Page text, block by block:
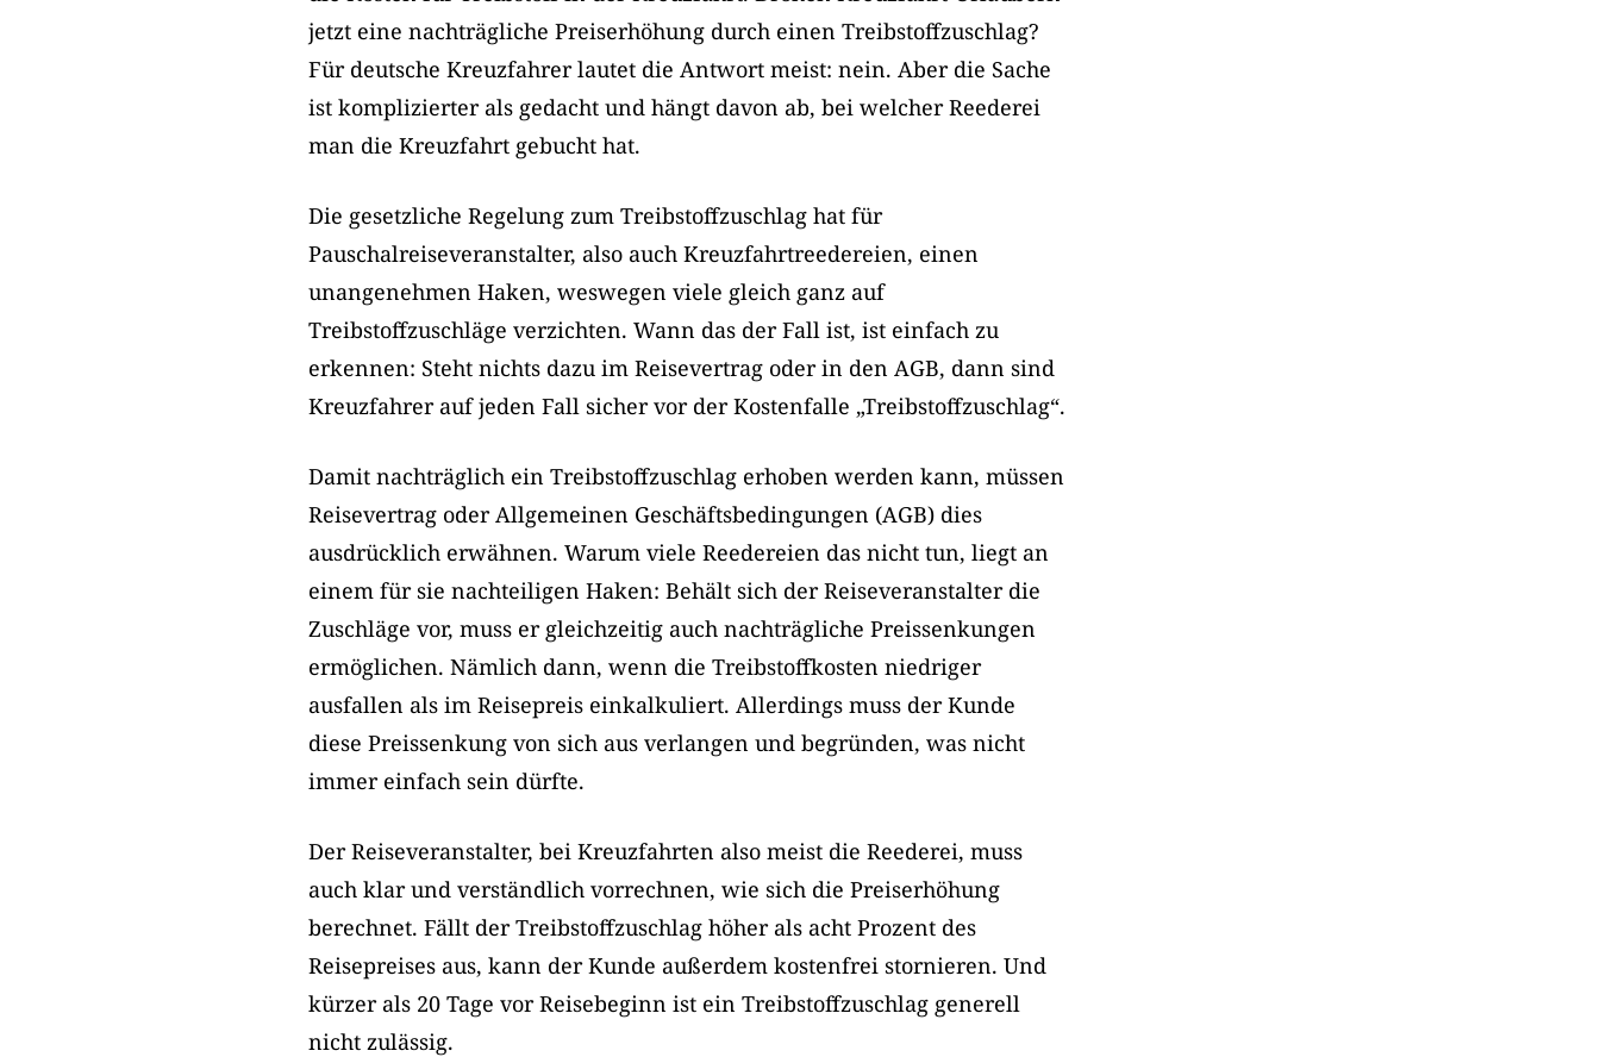
jetzt eine nachträgliche Preiserhöhung durch einen Treibstoffzuschlag?
Für deutsche Kreuzfahrer lautet die Antwort meist: nein. Aber die Sache
ist komplizierter als gedacht und hängt davon ab, bei welcher Reederei
man die Kreuzfahrt gebucht hat.
Die gesetzliche Regelung zum Treibstoffzuschlag hat für
Pauschalreiseveranstalter, also auch Kreuzfahrtreedereien, einen
unangenehmen Haken, weswegen viele gleich ganz auf
Treibstoffzuschläge verzichten. Wann das der Fall ist, ist einfach zu
erkennen: Steht nichts dazu im Reisevertrag oder in den AGB, dann sind
Kreuzfahrer auf jeden Fall sicher vor der Kostenfalle „Treibstoffzuschlag“.
Damit nachträglich ein Treibstoffzuschlag erhoben werden kann, müssen
Reisevertrag oder Allgemeinen Geschäftsbedingungen (AGB) dies
ausdrücklich erwähnen. Warum viele Reedereien das nicht tun, liegt an
einem für sie nachteiligen Haken: Behält sich der Reiseveranstalter die
Zuschläge vor, muss er gleichzeitig auch nachträgliche Preissenkungen
ermöglichen. Nämlich dann, wenn die Treibstoffkosten niedriger
ausfallen als im Reisepreis einkalkuliert. Allerdings muss der Kunde
diese Preissenkung von sich aus verlangen und begründen, was nicht
immer einfach sein dürfte.
Der Reiseveranstalter, bei Kreuzfahrten also meist die Reederei, muss
auch klar und verständlich vorrechnen, wie sich die Preiserhöhung
berechnet. Fällt der Treibstoffzuschlag höher als acht Prozent des
Reisepreises aus, kann der Kunde außerdem kostenfrei stornieren. Und
kürzer als 20 Tage vor Reisebeginn ist ein Treibstoffzuschlag generell
nicht zulässig.